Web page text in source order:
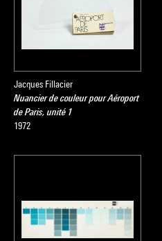
Jacques Fillacier
Nuancier de couleur pour Aéroport
de Paris, unité 1
1972